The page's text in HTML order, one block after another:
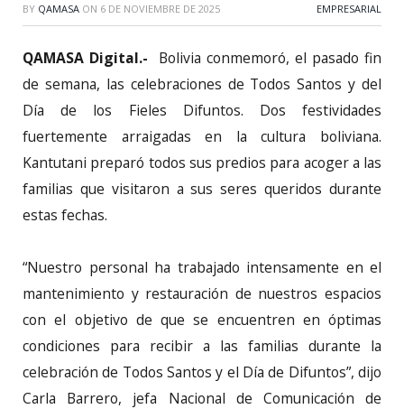
BY QAMASA ON 6 DE NOVIEMBRE DE 2025 EMPRESARIAL
QAMASA Digital.-
Bolivia conmemoró, el pasado fin
de semana, las celebraciones de Todos Santos y del
Día de los Fieles Difuntos. Dos festividades
fuertemente arraigadas en la cultura boliviana.
Kantutani preparó todos sus predios para acoger a las
familias que visitaron a sus seres queridos durante
estas fechas.
“Nuestro personal ha trabajado intensamente en el
mantenimiento y restauración de nuestros espacios
con el objetivo de que se encuentren en óptimas
condiciones para recibir a las familias durante la
celebración de Todos Santos y el Día de Difuntos”, dijo
Carla Barrero, jefa Nacional de Comunicación de